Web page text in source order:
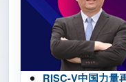
RISC-V中国力量